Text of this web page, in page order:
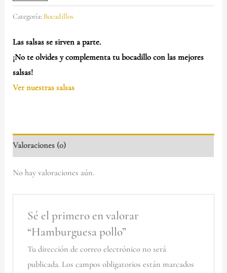
Categoría: Bocadillos
Las salsas se sirven a parte.
¡No te olvides y complementa tu bocadillo con las mejores
salsas!
Ver nuestras salsas
Valoraciones (0)
No hay valoraciones aún.
Sé el primero en valorar
“Hamburguesa pollo”
Tu dirección de correo electrónico no será
publicada. Los campos obligatorios están marcados